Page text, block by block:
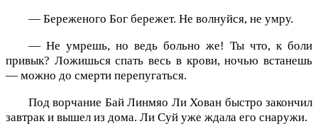
— Береженого Бог бережет. Не волнуйся, не умру.
— Не умрешь, но ведь больно же! Ты что, к боли
привык? Ложишься спать весь в крови, ночью встанешь
— можно до смерти перепугаться.
Под ворчание Бай Линмяо Ли Хован быстро закончил
завтрак и вышел из дома. Ли Суй уже ждала его снаружи.